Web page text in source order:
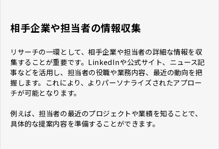
相手企業や担当者の情報収集
リサーチの一環として、相手企業や担当者の詳細な情報を収
集することが重要です。LinkedInや公式サイト、ニュース記
事などを活用し、担当者の役職や業務内容、最近の動向を把
握します。これにより、よりパーソナライズされたアプロー
チが可能となります。
例えば、担当者の最近のプロジェクトや業績を知ることで、
具体的な提案内容を準備することができます。